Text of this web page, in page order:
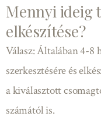
Mennyi ideig
elkészítése?
Válasz: Általában 4-8
szerkesztésére és
a kiválasztott
számától is.